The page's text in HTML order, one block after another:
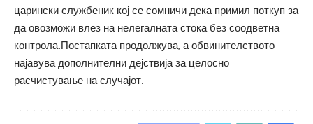
царински службеник кој се сомничи дека примил поткуп за
да овозможи влез на нелегалната стока без соодветна
контрола.Постапката продолжува, а обвинителството
најавува дополнителни дејствија за целосно
расчистување на случајот.